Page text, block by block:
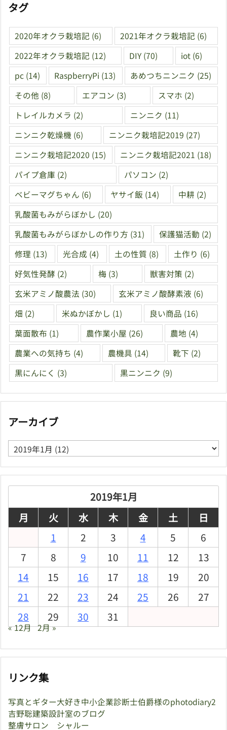
タグ
2020年オクラ栽培記 (6) 2021年オクラ栽培記 (6)
2022年オクラ栽培記 (12) DIY (70) iot (6)
pc (14) RaspberryPi (13) あめつちニンニク (25)
その他 (8) エアコン (3) スマホ (2)
トレイルカメラ (2) ニンニク (11)
ニンニク乾燥機 (6) ニンニク栽培記2019 (27)
ニンニク栽培記2020 (15) ニンニク栽培記2021 (18)
パイプ倉庫 (2) パソコン (2)
ベビーマグちゃん (6) ヤサイ飯 (14) 中耕 (2)
乳酸菌もみがらぼかし (20)
乳酸菌もみがらぼかしの作り方 (31) 保護猫活動 (2)
修理 (13) 光合成 (4) 土の性質 (8) 土作り (6)
好気性発酵 (2) 梅 (3) 獣害対策 (2)
玄米アミノ酸農法 (30) 玄米アミノ酸酵素液 (6)
畑 (2) 米ぬかぼかし (1) 良い商品 (16)
葉面散布 (1) 農作業小屋 (26) 農地 (4)
農業への気持ち (4) 農機具 (14) 靴下 (2)
黒にんにく (3) 黒ニンニク (9)
アーカイブ
ア
ー
カ
2019年1月
月
火 水 木 金 土
日
1
2 3 4 5
6
7
8 9 10 11 12
13
14
15 16 17 18 19
20
21
22 23 24 25 26
27
28
29 30 31
« 12月 2月 »
リンク集
写真とギター大好き中小企業診断士伯爵様のphotodiary2
吉野聡建築設計室のブログ
整膚サロン シャルー